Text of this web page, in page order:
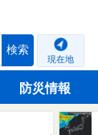
検索
現在地
防災情報